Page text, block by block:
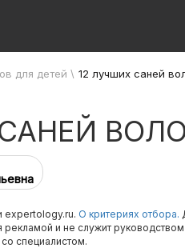
для детей \ 12 лучших саней
expertology.ru. О критериях отбора.
рекламой и не служит
специалистом.